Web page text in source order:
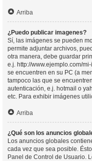
Arriba
¿Puedo publicar imagenes?
Sí, las imágenes se pueden
permite adjuntar archivos,
otra manera, debe guardar
e.j. http://www.ejemplo.com/
se encuentren en su PC (a
tampoco las que se
autenticación, e.j. hotmail o
etc. Para exhibir imágenes
Arriba
¿Qué son los anuncios
Los anuncios globales
cada vez que sea posible.
Panel de Control de Usuario.